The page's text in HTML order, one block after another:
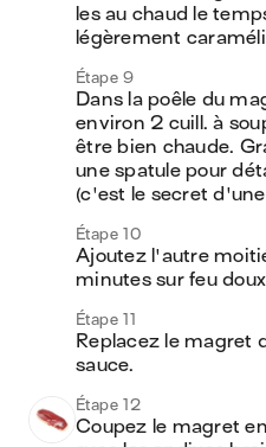
les au chaud le
légèrement
Étape 9
Dans la poêle du
environ 2 cuill. à
être bien chaude.
une spatule pour
(c'est le secret
Étape 10
Ajoutez l'autre
minutes sur feu
Étape 11
Replacez le magret
sauce.
Étape 12
Coupez le magret